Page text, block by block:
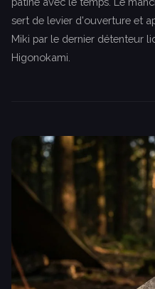
sert de levier d'ouverture et
Miki par le dernier détenteur
Higonokami.